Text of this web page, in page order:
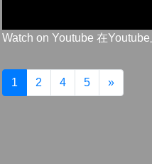
Watch on Youtube 在
1 2 4 5 »